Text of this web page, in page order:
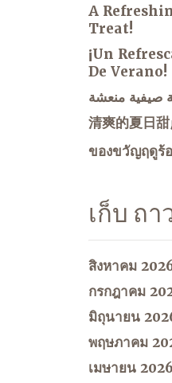
A
Treat!
¡Un
De Verano!
清爽的夏日甜
ของขวัญฤดูร้
เก็บ ถา
สิงหาคม
กรกฎาคม
มิถุนายน
พฤษภาคม
เมษายน 2026